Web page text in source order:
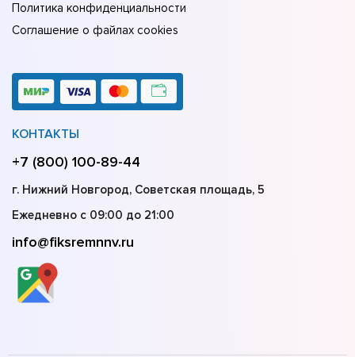
Политика конфиденциальности
Соглашение о файлах cookies
КОНТАКТЫ
+7 (800) 100-89-44
г. Нижний Новгород, Советская площадь, 5
Ежедневно с 09:00 до 21:00
info@fiksremnnv.ru